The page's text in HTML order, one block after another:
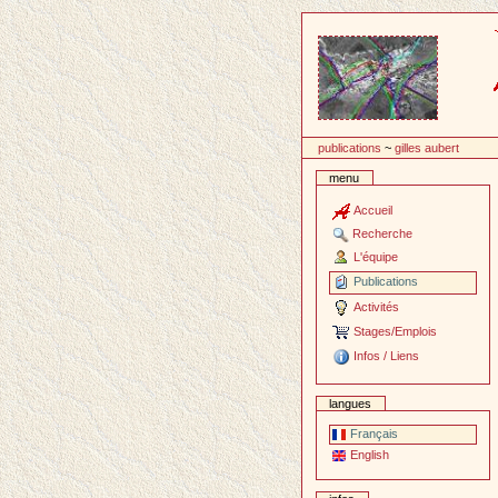
contenu
publications ~gilles aubert
menu
Accueil
Recherche
L'équipe
Publications
Activités
Stages/Emplois
Infos / Liens
langues
Français
English